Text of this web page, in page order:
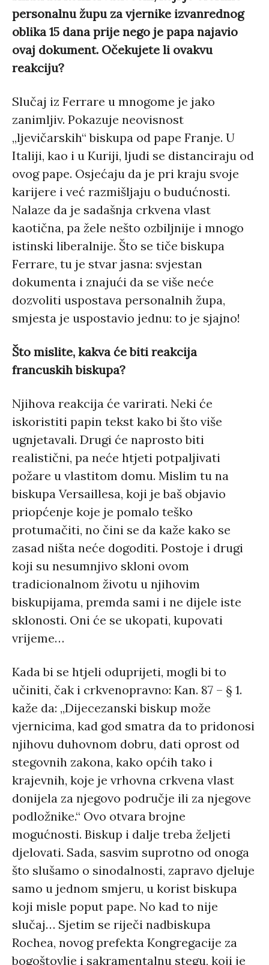
personalnu župu za vjernike izvanrednog
oblika 15 dana prije nego je papa najavio
ovaj dokument. Očekujete li ovakvu
reakciju?
Slučaj iz Ferrare u mnogome je jako
zanimljiv. Pokazuje neovisnost
„ljevičarskih“ biskupa od pape Franje. U
Italiji, kao i u Kuriji, ljudi se distanciraju od
ovog pape. Osjećaju da je pri kraju svoje
karijere i već razmišljaju o budućnosti.
Nalaze da je sadašnja crkvena vlast
kaotična, pa žele nešto ozbiljnije i mnogo
istinski liberalnije. Što se tiče biskupa
Ferrare, tu je stvar jasna: svjestan
dokumenta i znajući da se više neće
dozvoliti uspostava personalnih župa,
smjesta je uspostavio jednu: to je sjajno!
Što mislite, kakva će biti reakcija
francuskih biskupa?
Njihova reakcija će varirati. Neki će
iskoristiti papin tekst kako bi što više
ugnjetavali. Drugi će naprosto biti
realistični, pa neće htjeti potpaljivati
požare u vlastitom domu. Mislim tu na
biskupa Versaillesa, koji je baš objavio
priopćenje koje je pomalo teško
protumačiti, no čini se da kaže kako se
zasad ništa neće dogoditi. Postoje i drugi
koji su nesumnjivo skloni ovom
tradicionalnom životu u njihovim
biskupijama, premda sami i ne dijele iste
sklonosti. Oni će se ukopati, kupovati
vrijeme…
Kada bi se htjeli oduprijeti, mogli bi to
učiniti, čak i crkvenopravno: Kan. 87 – § 1.
kaže da: „Dijecezanski biskup može
vjernicima, kad god smatra da to pridonosi
njihovu duhovnom dobru, dati oprost od
stegovnih zakona, kako općih tako i
krajevnih, koje je vrhovna crkvena vlast
donijela za njegovo područje ili za njegove
podložnike.“ Ovo otvara brojne
mogućnosti. Biskup i dalje treba željeti
djelovati. Sada, sasvim suprotno od onoga
što slušamo o sinodalnosti, zapravo djeluje
samo u jednom smjeru, u korist biskupa
koji misle poput pape. No kad to nije
slučaj… Sjetim se riječi nadbiskupa
Rochea, novog prefekta Kongregacije za
bogoštovlje i sakramentalnu stegu, koji je